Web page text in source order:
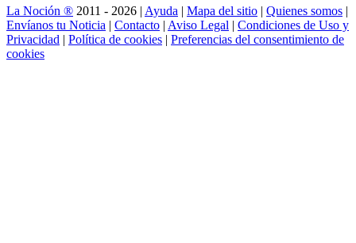
La Noción ® 2011 - 2026 | Ayuda | Mapa del sitio | Quienes somos |
Envíanos tu Noticia | Contacto | Aviso Legal | Condiciones de Uso y
Privacidad | Política de cookies | Preferencias del consentimiento de
cookies